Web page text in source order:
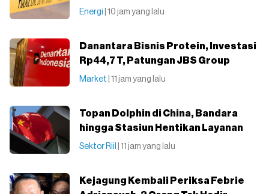
Energi | 10 jam yang lalu
Danantara Bisnis Protein, Investasi
Rp44,7 T, Patungan JBS Group
Market | 11 jam yang lalu
Topan Dolphin di China, Bandara
hingga Stasiun Hentikan Layanan
Sektor Riil | 11 jam yang lalu
Kejagung Kembali Periksa Febrie